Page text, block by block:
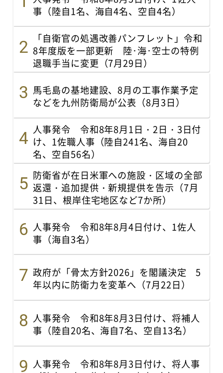
事（陸自1名、海自4名、空自4名）
「自衛官の処遇改善パンフレット」令和
8年度版を一部更新 陸･海･空士の特例
退職手当に変更（7月29日）
馬毛島の基地建設、8月の工事作業予定
などを九州防衛局が公表（8月3日）
人事発令 令和8年8月1日・2日・3日付
け、1佐職人事（陸自241名、海自20
名、空自56名）
防衛省が在日米軍への施設・区域の全部
返還・追加提供・新規提供を告示（7月
31日、根岸住宅地区など7か所）
人事発令 令和8年8月4日付け、1佐人
事（海自3名）
政府が「骨太方針2026」を閣議決定 5
年以内に防衛力を変革へ（7月22日）
人事発令 令和8年8月3日付け、将補人
事（陸自20名、海自7名、空自13名）
人事発令 令和8年8月3日付け、将人事